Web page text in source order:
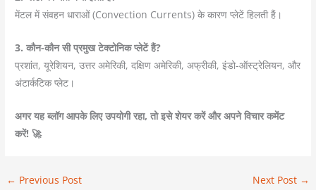
मेंटल में संवहन धाराओं (Convection Currents) के कारण प्लेटें हिलती हैं।
3. कौन-कौन सी प्रमुख टेक्टोनिक प्लेटें हैं?
प्रशांत, यूरेशियन, उत्तर अमेरिकी, दक्षिण अमेरिकी, अफ्रीकी, इंडो-ऑस्ट्रेलियन, और
अंटार्कटिक प्लेट।
अगर यह ब्लॉग आपके लिए उपयोगी रहा, तो इसे शेयर करें और अपने विचार कमेंट
करें! 🚀
← Previous Post Next Post →